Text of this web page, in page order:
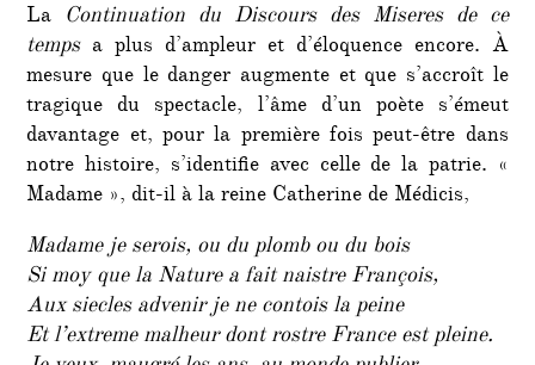
La Continuation du Discours des Miseres de ce
tempsa plus d’ampleur et d’éloquence encore. À
mesure que le danger augmente et que s’accroît le
tragique du spectacle, l’âme d’un poète s’émeut
davantage et, pour la première fois peut-être dans
notre histoire, s’identifie avec celle de la patrie. «
Madame », dit-il à la reine Catherine de Médicis,
Madame je serois, ou du plomb ou du bois
Si moy que la Nature a fait naistre François,
Aux siecles advenir je ne contois la peine
Et l’extreme malheur dont rostre France est pleine.